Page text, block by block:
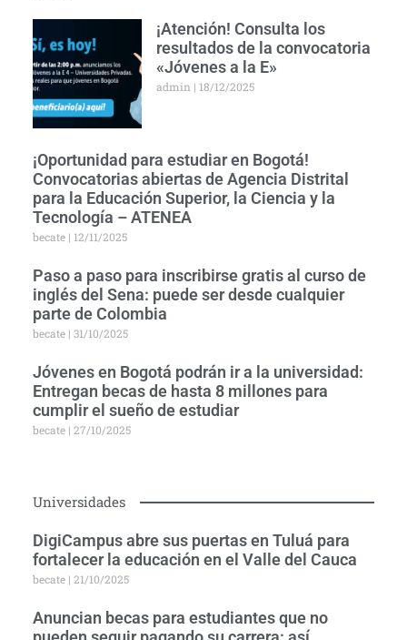
¡Atención! Consulta los
resultados de la convocatoria
«Jóvenes a la E»
admin 18/12/2025
¡Oportunidad para estudiar en Bogotá!
Convocatorias abiertas de Agencia Distrital
para la Educación Superior, la Ciencia y la
Tecnología – ATENEA
becate 12/11/2025
Paso a paso para inscribirse gratis al curso de
inglés del Sena: puede ser desde cualquier
parte de Colombia
becate 31/10/2025
Jóvenes en Bogotá podrán ir a la universidad:
Entregan becas de hasta 8 millones para
cumplir el sueño de estudiar
becate 27/10/2025
Universidades
DigiCampus abre sus puertas en Tuluá para
fortalecer la educación en el Valle del Cauca
becate 21/10/2025
Anuncian becas para estudiantes que no